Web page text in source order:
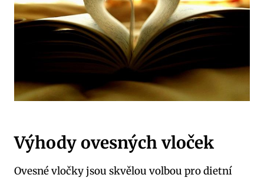
Výhody ovesných vloček
Ovesné vločky jsou skvělou volbou pro dietní